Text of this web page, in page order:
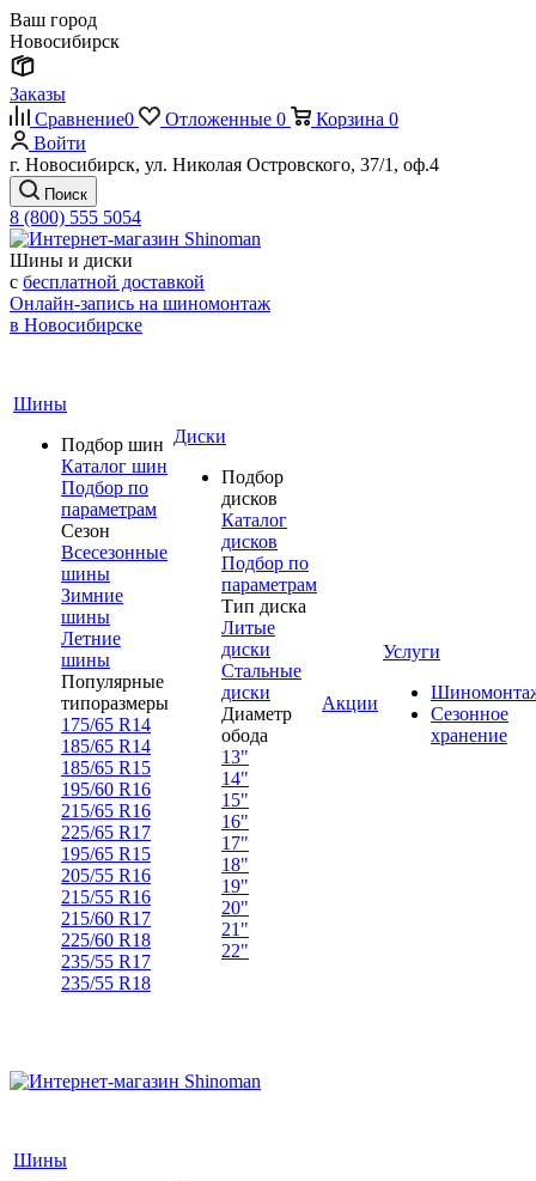
Ваш город
Новосибирск
Заказы
Сравнение0 Отложенные 0 Корзина 0
Войти
г. Новосибирск, ул. Николая Островского, 37/1, оф.4
Поиск
8 (800) 555 5054
Шины и диски
с бесплатной доставкой
Онлайн-запись на шиномонтаж
в Новосибирске
Шины
Подбор шин
Каталог шин
Подбор по
параметрам
Сезон
Всесезонные
шины
Зимние
шины
Летние
шины
Популярные
типоразмеры
175/65 R14
185/65 R14
185/65 R15
195/60 R16
215/65 R16
225/65 R17
195/65 R15
205/55 R16
215/55 R16
215/60 R17
225/60 R18
235/55 R17
235/55 R18
Диски
Подбор
дисков
Каталог
дисков
Подбор по
параметрам
Тип диска
Литые
диски
Стальные
диски
Диаметр
обода
13"
14"
15"
16"
17"
18"
19"
20"
21"
22"
Акции
Услуги
Сезонное
хранение
Шины